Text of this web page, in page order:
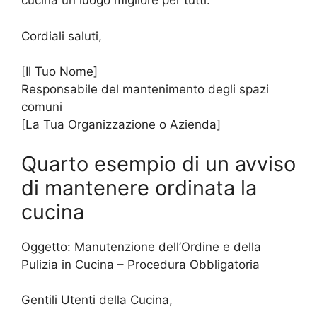
Cordiali saluti,
[Il Tuo Nome]
Responsabile del mantenimento degli spazi
comuni
[La Tua Organizzazione o Azienda]
Quarto esempio di un avviso
di mantenere ordinata la
cucina
Oggetto: Manutenzione dell’Ordine e della
Pulizia in Cucina – Procedura Obbligatoria
Gentili Utenti della Cucina,